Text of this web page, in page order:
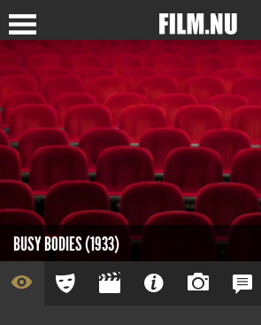
BUSY BODIES (1933)